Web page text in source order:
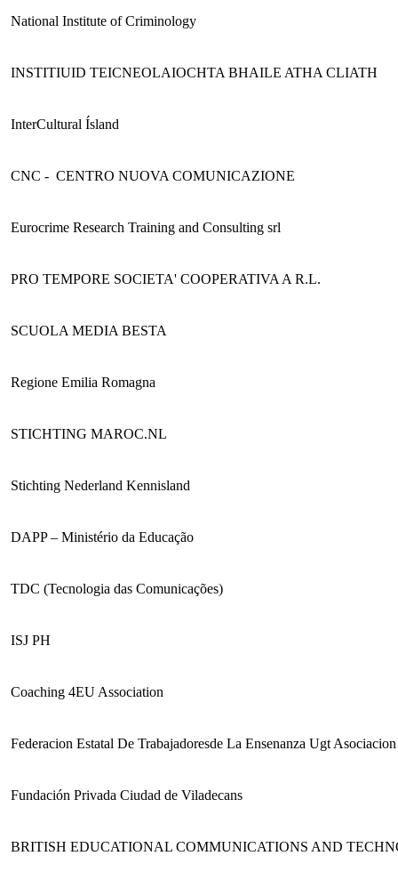
National Institute of Criminology
INSTITIUID TEICNEOLAIOCHTA BHAILE ATHA CLIATH
InterCultural Ísland
CNC - CENTRO NUOVA COMUNICAZIONE
Eurocrime Research Training and Consulting srl
PRO TEMPORE SOCIETA' COOPERATIVA A R.L.
SCUOLA MEDIA BESTA
Regione Emilia Romagna
STICHTING MAROC.NL
Stichting Nederland Kennisland
DAPP – Ministério da Educação
TDC (Tecnologia das Comunicações)
ISJ PH
Coaching 4EU Association
Federacion Estatal De Trabajadoresde La Ensenanza Ugt Asociacion
Fundación Privada Ciudad de Viladecans
BRITISH EDUCATIONAL COMMUNICATIONS AND